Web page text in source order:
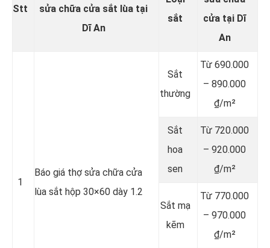
Stt
sửa chữa cửa sắt lùa tại
Dĩ An
sắt
cửa tại Dĩ
An
1
Báo giá thợ sửa chữa cửa
lùa sắt hộp 30×60 dày 1.2
Sắt
thường
Từ 690.000
– 890.000
₫/m²
Sắt
hoa
sen
Từ 720.000
– 920.000
₫/m²
Sắt mạ
kẽm
Từ 770.000
– 970.000
₫/m²